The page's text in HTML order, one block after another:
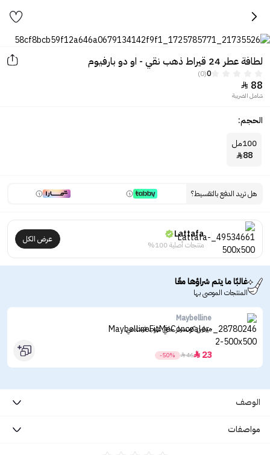
لطافة عطر 24 قيراط ذهب نقي - او دو بارفيوم
0
(0)
88

شامل الضريبة
الحجم:
100مل
88

هل تريد الدفع بالتقسيط؟
Lattafa
منتجات أصلية 100%
عرض الكل
غالبًا ما يتم شراؤها معًا
المنتجات الموصى بها
Maybelline
ميبلين كونسيلر خافي عيوب فيت مي
23

46

-50%
الوصف
مواصفات